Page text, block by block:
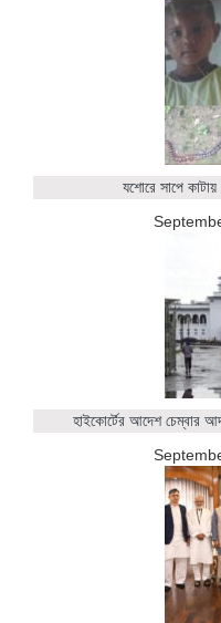
যশোরে সাপে
হাইকোর্টের আদেশ চেম্বার